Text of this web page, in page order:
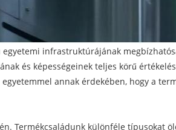
infrastruktúrájának
és képességeinek teljes körű
annak érdekében, hogy a
Termékcsaládunk különféle típusokat